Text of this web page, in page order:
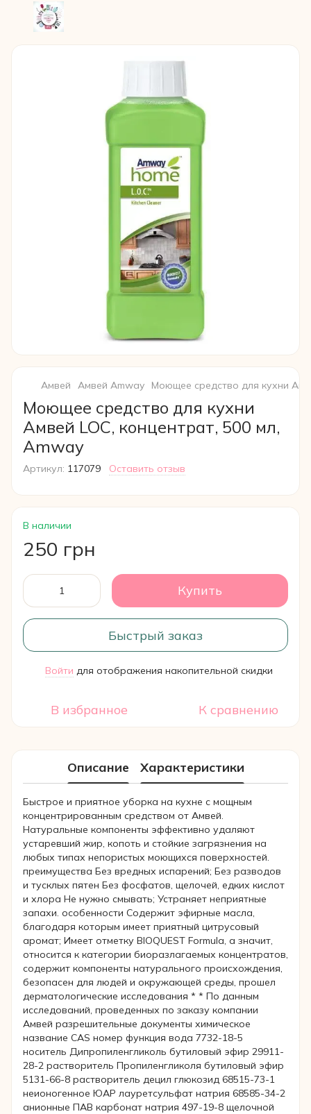
Амвей Амвей Amway Моющее средство для кухни
Моющее средство для кухни
Амвей LOC, концентрат, 500 мл,
Amway
Артикул: 117079 Оставить отзыв
В наличии
250 грн
Купить
Быстрый заказ
Войти для отображения накопительной скидки
В избранное К сравнению
Описание Характеристики
Быстрое и приятное уборка на кухне с мощным
концентрированным средством от Амвей.
Натуральные компоненты эффективно удаляют
устаревший жир, копоть и стойкие загрязнения на
любых типах непористых моющихся поверхностей.
преимущества Без вредных испарений; Без разводов
и тусклых пятен Без фосфатов, щелочей, едких кислот
и хлора Не нужно смывать; Устраняет неприятные
запахи. особенности Содержит эфирные масла,
благодаря которым имеет приятный цитрусовый
аромат; Имеет отметку BIOQUEST Formula, а значит,
относится к категории биоразлагаемых концентратов,
содержит компоненты натурального происхождения,
безопасен для людей и окружающей среды, прошел
дерматологические исследования * * По данным
исследований, проведенных по заказу компании
Амвей разрешительные документы химическое
название CAS номер функция вода 7732-18-5
носитель Дипропиленгликоль бутиловый эфир 29911-
28-2 растворитель Пропиленгликоля бутиловый эфир
5131-66-8 растворитель децил глюкозид 68515-73-1
неионогенное ЮАР лауретсульфат натрия 68585-34-2
анионные ПАВ карбонат натрия 497-19-8 щелочной